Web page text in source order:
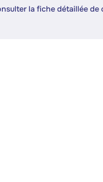
la fiche détaillée de